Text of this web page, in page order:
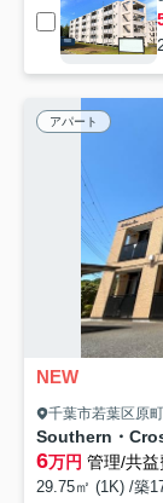
アパート
NEW
千葉市若葉区原町
Southern・
6万円 管理/共
29.75㎡ (1K) /築